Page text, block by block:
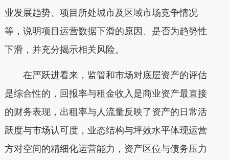
业发展趋势、项目所处城市及区域市场竞争情况
等，说明项目运营数据下滑的原因、是否为趋势性
下滑，并充分揭示相关风险。
在严跃进看来，监管和市场对底层资产的评估
是综合性的，回报率与租金收入是商业资产最直接
的财务表现，出租率与人流量反映了资产的日常活
跃度与市场认可度，业态结构与坪效水平体现运营
方对空间的精细化运营能力，资产区位与债务压力